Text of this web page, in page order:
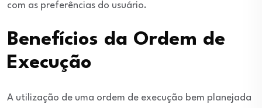
com as preferências do usuário.
Benefícios da Ordem de
Execução
A utilização de uma ordem de execução bem planejada